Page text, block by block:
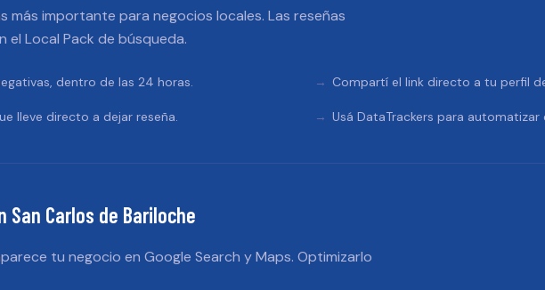
más importante para negocios locales. Las reseñas
Local Pack de búsqueda.
dentro de las 24 horas. Compartí el link directo a tu perfil
lleve directo a dejar reseña. Usá DataTrackers para
San Carlos de Bariloche
tu negocio en Google Search y Maps. Optimizarlo